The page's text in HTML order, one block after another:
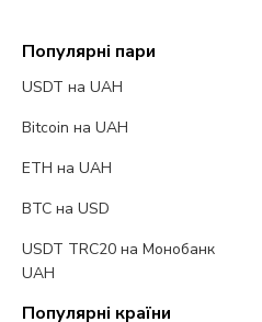
Популярні пари
USDT на UAH
Bitcoin на UAH
ETH на UAH
BTC на USD
USDT TRC20 на Монобанк
UAH
Популярні країни